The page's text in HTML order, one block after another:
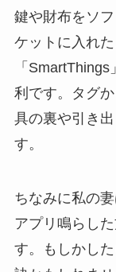
鍵や財布をソ
ケットに入れ
「
利です。タグ
具の裏や引き
す。
ちなみに私の
アプリ鳴らし
す。もしかし